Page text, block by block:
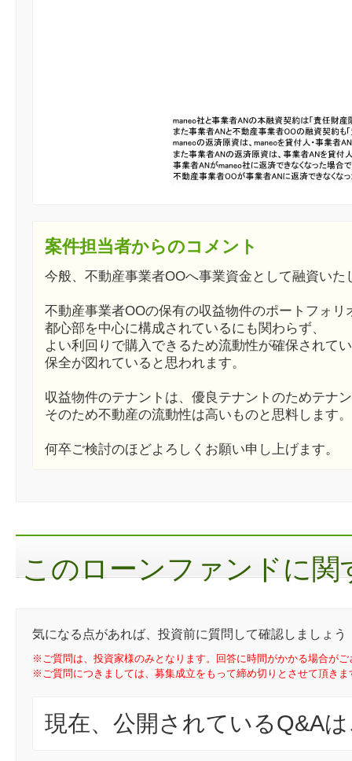
案件担当者からのコメント
今般、不動産事業者OOへ事業資金として融資いた
不動産事業者OOの保有の収益物件のポートフォリ
都心部を中心に構成されているにも関わらず、
よい利回りで購入できるため流動性が確保されて
保全が図れていると思われます。
収益物件のテナントは、優良テナントのためテナ
そのため不動産の流動性は高いものと思料します。
何卒ご検討のほどよろしくお願い申し上げます。
このローンファンドに関
気になる点があれば、投資前に質問して確認しましょう
※ご質問は、投資家様のみとなります。回答に時間がかかる場合が
※ご質問につきましては、募集成立をもって締め切りとさせて頂きま
現在、公開されているQ&A